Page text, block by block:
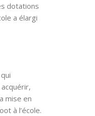
dotations
a élargi
mise en
à l’école.